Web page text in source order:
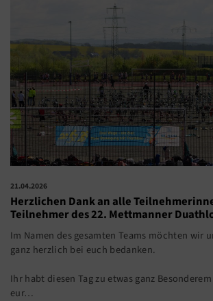
21.04.2026
Herzlichen Dank an alle
Teilnehmer des 22. Mettmanner
Im Namen des gesamten Teams möchten wir
ganz herzlich bei euch bedanken.
Ihr habt diesen Tag zu etwas ganz
eur…